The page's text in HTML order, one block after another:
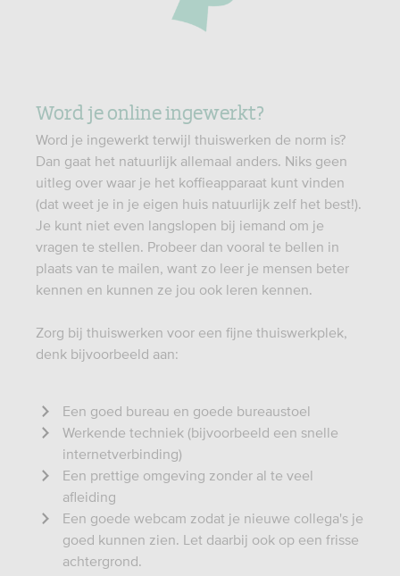
Word je online ingewerkt?
Word je ingewerkt terwijl thuiswerken de norm is?
Dan gaat het natuurlijk allemaal anders. Niks geen
uitleg over waar je het koffieapparaat kunt vinden
(dat weet je in je eigen huis natuurlijk zelf het best!).
Je kunt niet even langslopen bij iemand om je
vragen te stellen. Probeer dan vooral te bellen in
plaats van te mailen, want zo leer je mensen beter
kennen en kunnen ze jou ook leren kennen.
Zorg bij thuiswerken voor een fijne thuiswerkplek,
denk bijvoorbeeld aan:
Een goed bureau en goede bureaustoel
Werkende techniek (bijvoorbeeld een snelle
internetverbinding)
Een prettige omgeving zonder al te veel
afleiding
Een goede webcam zodat je nieuwe collega's je
goed kunnen zien. Let daarbij ook op een frisse
achtergrond.